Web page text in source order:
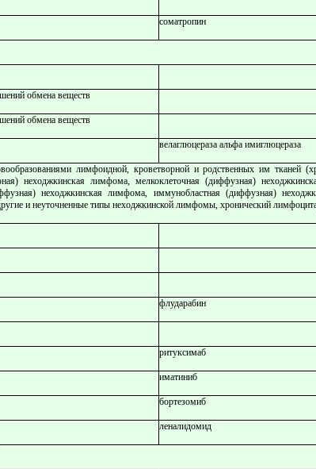
соматропин
обмена веществ
обмена веществ
велаглюцераза альфа имиглюцераза
лимфоидной, кроветворной и родственных им тканей
неходжкинская лимфома, мелкоклеточная (диффузная)
неходжкинская лимфома, иммунобластная (диффузная)
и неуточненные типы неходжкинской лимфомы, хронический
флударабин
ритуксимаб
иматиниб
бортезомиб
леналидомид